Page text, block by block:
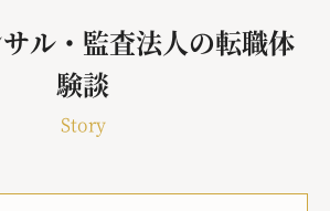
ル・監査法人の転職体
験談
Story